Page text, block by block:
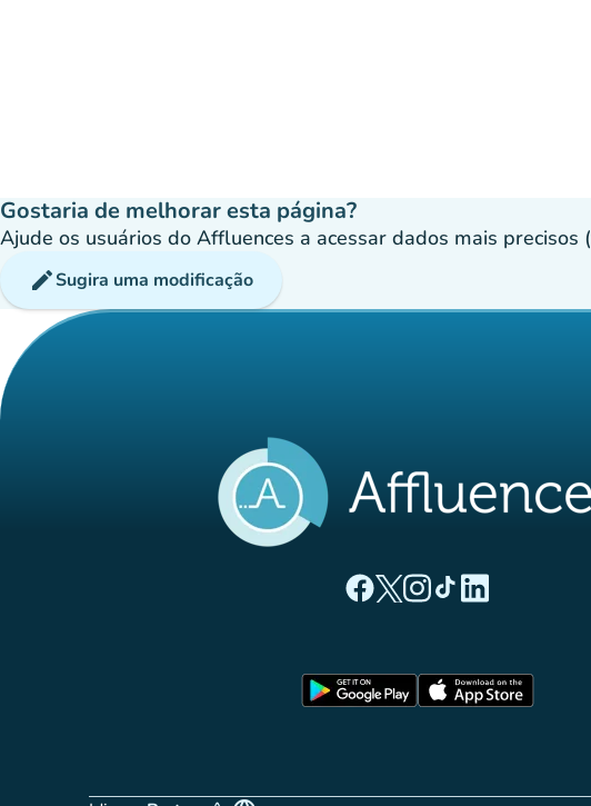
Gostaria de melhorar esta página?
Ajude os usuários do Affluences a acessar dados mais
editSugira uma modificação
(novo separador)
(novo separador)
(novo separador)
(novo separador)
(novo separador)